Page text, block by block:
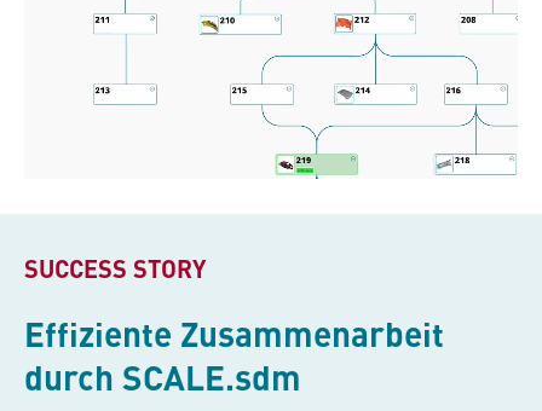
SUCCESS STORY
Effiziente Zusammenarbeit
durch SCALE.sdm